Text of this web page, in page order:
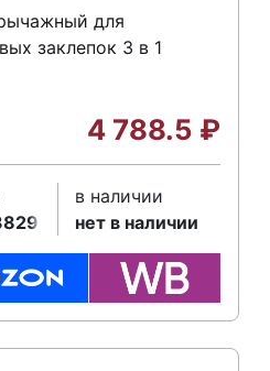
для
заклепок 3 в 1
4 788.5 ₽
в наличии
нет в наличии